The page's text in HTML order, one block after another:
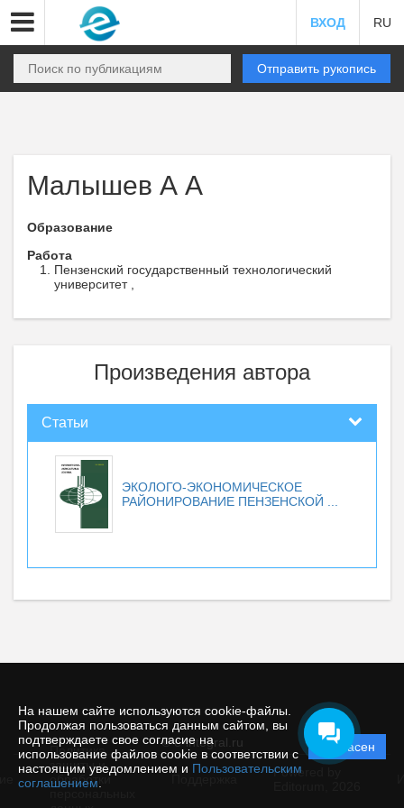
На нашем сайте используются cookie-файлы.
Продолжая пользоваться данным сайтом, вы
подтверждаете свое согласие на
использование файлов cookie в соответствии с
настоящим уведомлением и Пользовательским
соглашением
Согласен
ВХОД RU
Отправить рукопись
Малышев А А
Образование
Работа
Пензенский государственный технологический
университет ,
Произведения автора
Статьи
ЭКОЛОГО-ЭКОНОМИЧЕСКОЕ
РАЙОНИРОВАНИЕ ПЕНЗЕНСКОЙ ...
© e-integral.ru
Политика
защиты и
обработки
Powered by